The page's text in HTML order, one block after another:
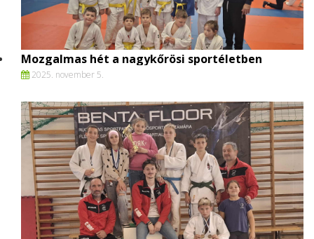
Mozgalmas hét a nagykőrösi sportéletben
2025. november 5.